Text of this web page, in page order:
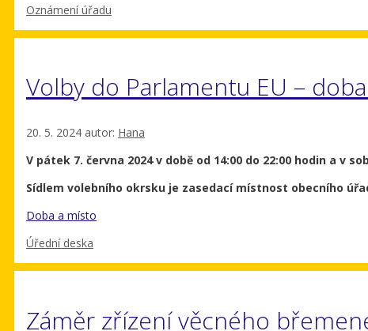
Rubriky
Oznámení úřadu
Volby do Parlamentu EU –
20. 5. 2024 autor: Hana
V pátek 7. června 2024 v době od 14:00 do 22:00 hodin a v
Sídlem volebního okrsku je zasedací místnost obecního
Doba a místo
Rubriky
Úřední deska
Záměr zřízení věcného